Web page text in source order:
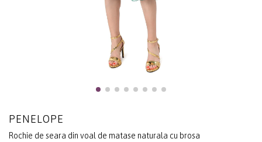
PENELOPE
Rochie de seara din voal de matase naturala cu brosa